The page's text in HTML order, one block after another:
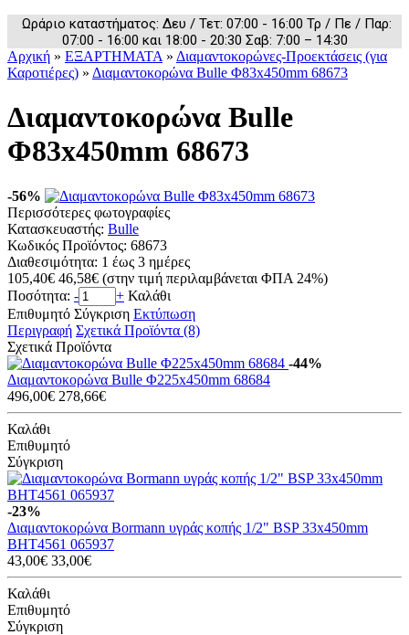
Ωράριο καταστήματος: Δευ / Τετ: 07:00 - 16:00 Τρ / Πε / Παρ:
07:00 - 16:00 και 18:00 - 20:30 Σαβ: 7:00 – 14:30
Αρχική » ΕΞΑΡΤΗΜΑΤΑ » Διαμαντοκορώνες-Προεκτάσεις (για
Καροτιέρες) » Διαμαντοκορώνα Bulle Φ83x450mm 68673
Διαμαντοκορώνα Bulle
Φ83x450mm 68673
-56%
Περισσότερες φωτογραφίες
Κατασκευαστής: Bulle
Κωδικός Προϊόντος: 68673
Διαθεσιμότητα: 1 έως 3 ημέρες
105,40€ 46,58€ (στην τιμή περιλαμβάνεται ΦΠΑ 24%)
Ποσότητα: - + Καλάθι
Επιθυμητό Σύγκριση Εκτύπωση
Περιγραφή Σχετικά Προϊόντα (8)
Σχετικά Προϊόντα
-44%
Διαμαντοκορώνα Bulle Φ225x450mm 68684
496,00€ 278,66€
Καλάθι
Επιθυμητό
Σύγκριση
-23%
Διαμαντοκορώνα Bormann υγράς κοπής 1/2" BSP 33x450mm
BHT4561 065937
43,00€ 33,00€
Καλάθι
Επιθυμητό
Σύγκριση